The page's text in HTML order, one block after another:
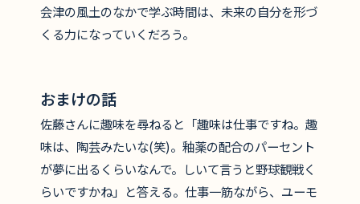
会津の風土のなかで学ぶ時間は、未来の自分を形づ
くる力になっていくだろう。
おまけの話
佐藤さんに趣味を尋ねると「趣味は仕事ですね。趣
味は、陶芸みたいな(笑)。釉薬の配合のパーセント
が夢に出るくらいなんで。しいて言うと野球観戦く
らいですかね」と答える。仕事一筋ながら、ユーモ